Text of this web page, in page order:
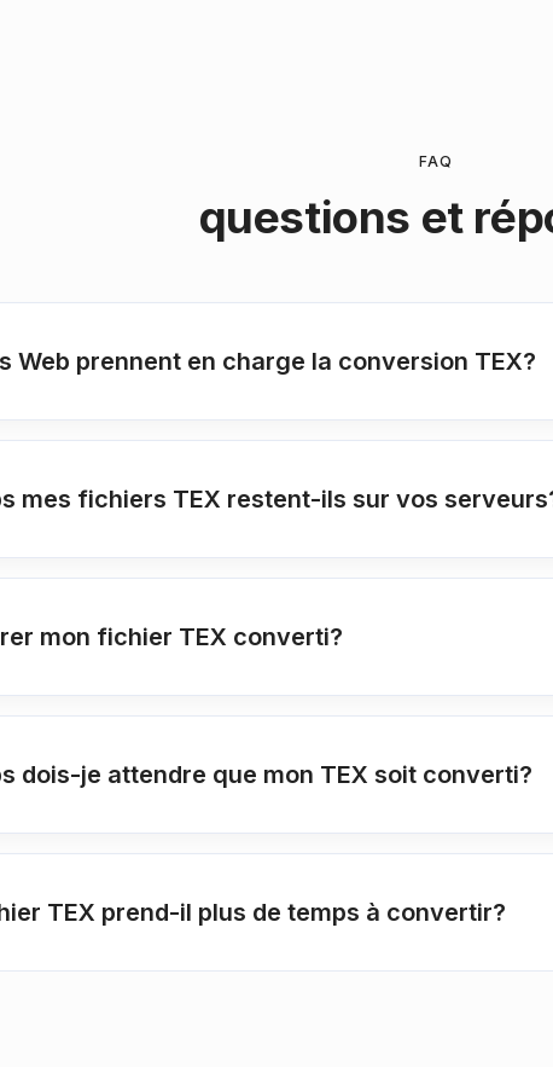
FAQ
questions et
Web prennent en charge la conversion TEX?
mes fichiers TEX restent-ils sur vos
mon fichier TEX converti?
dois-je attendre que mon TEX soit converti?
TEX prend-il plus de temps à convertir?